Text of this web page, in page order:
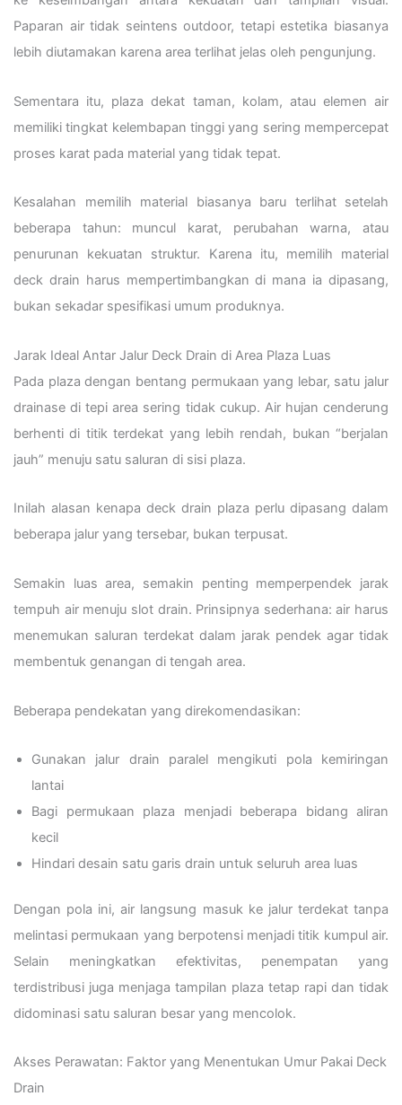
Paparan air tidak seintens outdoor, tetapi estetika biasanya
lebih diutamakan karena area terlihat jelas oleh pengunjung.
Sementara itu, plaza dekat taman, kolam, atau elemen air
memiliki tingkat kelembapan tinggi yang sering mempercepat
proses karat pada material yang tidak tepat.
Kesalahan memilih material biasanya baru terlihat setelah
beberapa tahun: muncul karat, perubahan warna, atau
penurunan kekuatan struktur. Karena itu, memilih material
deck drain harus mempertimbangkan di mana ia dipasang,
bukan sekadar spesifikasi umum produknya.
Jarak Ideal Antar Jalur Deck Drain di Area Plaza Luas
Pada plaza dengan bentang permukaan yang lebar, satu jalur
drainase di tepi area sering tidak cukup. Air hujan cenderung
berhenti di titik terdekat yang lebih rendah, bukan “berjalan
jauh” menuju satu saluran di sisi plaza.
Inilah alasan kenapa deck drain plaza perlu dipasang dalam
beberapa jalur yang tersebar, bukan terpusat.
Semakin luas area, semakin penting memperpendek jarak
tempuh air menuju slot drain. Prinsipnya sederhana: air harus
menemukan saluran terdekat dalam jarak pendek agar tidak
membentuk genangan di tengah area.
Beberapa pendekatan yang direkomendasikan:
Gunakan jalur drain paralel mengikuti pola kemiringan
lantai
Bagi permukaan plaza menjadi beberapa bidang aliran
kecil
Hindari desain satu garis drain untuk seluruh area luas
Dengan pola ini, air langsung masuk ke jalur terdekat tanpa
melintasi permukaan yang berpotensi menjadi titik kumpul air.
Selain meningkatkan efektivitas, penempatan yang
terdistribusi juga menjaga tampilan plaza tetap rapi dan tidak
didominasi satu saluran besar yang mencolok.
Akses Perawatan: Faktor yang Menentukan Umur Pakai Deck
Drain